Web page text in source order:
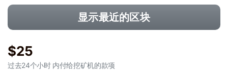
显示最近的区块
$25
过去24个小时 内付给挖矿机的款项